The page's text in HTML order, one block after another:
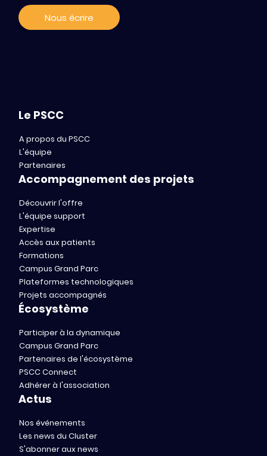
l’innovation en oncologie
Nous écrire
Le PSCC
A propos du PSCC
L'équipe
Partenaires
Accompagnement des projets
Découvrir l'offre
L'équipe support
Expertise
Accès aux patients
Formations
Campus Grand Parc
Plateformes technologiques
Projets accompagnés
Écosystème
Participer à la dynamique
Campus Grand Parc
Partenaires de l'écosystème
PSCC Connect
Adhérer à l'association
Actus
Nos événements
Les news du Cluster
S'abonner aux news